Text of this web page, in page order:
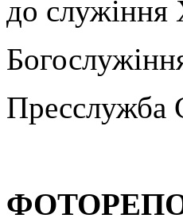
до служіння
Пресслужба